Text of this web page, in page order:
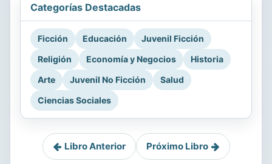
Categorías Destacadas
Ficción Educación
Juvenil Ficción
Religión
Economía y Negocios
Historia
Arte
Juvenil No Ficción
Salud
Ciencias Sociales
Libro Anterior Próximo Libro